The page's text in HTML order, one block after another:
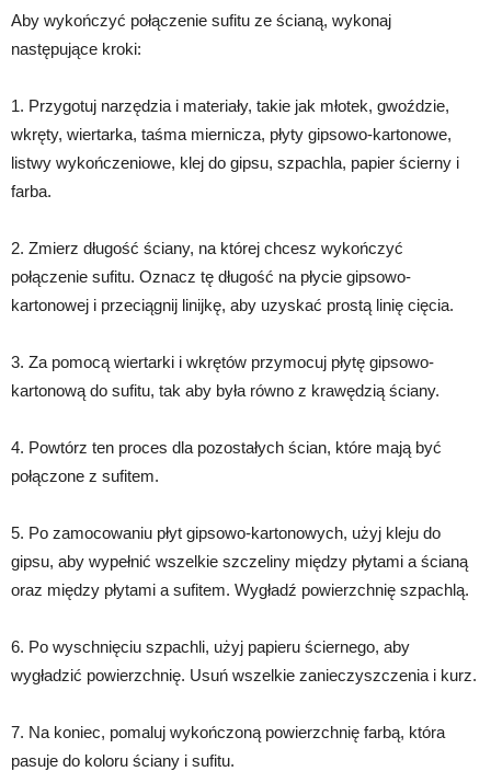
Aby wykończyć połączenie sufitu ze ścianą, wykonaj
następujące kroki:
1. Przygotuj narzędzia i materiały, takie jak młotek, gwoździe,
wkręty, wiertarka, taśma miernicza, płyty gipsowo-kartonowe,
listwy wykończeniowe, klej do gipsu, szpachla, papier ścierny i
farba.
2. Zmierz długość ściany, na której chcesz wykończyć
połączenie sufitu. Oznacz tę długość na płycie gipsowo-
kartonowej i przeciągnij linijkę, aby uzyskać prostą linię cięcia.
3. Za pomocą wiertarki i wkrętów przymocuj płytę gipsowo-
kartonową do sufitu, tak aby była równo z krawędzią ściany.
4. Powtórz ten proces dla pozostałych ścian, które mają być
połączone z sufitem.
5. Po zamocowaniu płyt gipsowo-kartonowych, użyj kleju do
gipsu, aby wypełnić wszelkie szczeliny między płytami a ścianą
oraz między płytami a sufitem. Wygładź powierzchnię szpachlą.
6. Po wyschnięciu szpachli, użyj papieru ściernego, aby
wygładzić powierzchnię. Usuń wszelkie zanieczyszczenia i kurz.
7. Na koniec, pomaluj wykończoną powierzchnię farbą, która
pasuje do koloru ściany i sufitu.